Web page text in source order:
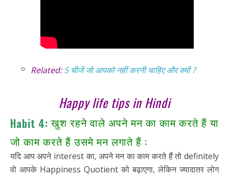
Related: 5 चीजें जो आपको नहीं करनी चाहिए और क्यों ?
Happy life tips in Hindi
Habit 4: खुश रहने वाले अपने मन का काम करते हैं या
जो काम करते हैं उसमे मन लगाते हैं :
यदि आप अपने interest का, अपने मन का काम करते हैं तो definitely
वो आपके Happiness Quotient को बढ़ाएगा, लेकिन ज्यादातर लोग